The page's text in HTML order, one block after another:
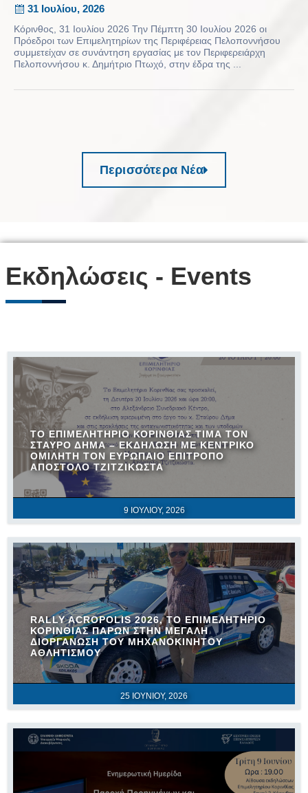
31 Ιουλίου, 2026
Κόρινθος, 31 Ιουλίου 2026 Την Πέμπτη 30 Ιουλίου 2026 οι
Πρόεδροι των Επιμελητηρίων της Περιφέρειας Πελοποννήσου
συμμετείχαν σε συνάντηση εργασίας με τον Περιφερειάρχη
Πελοποννήσου κ. Δημήτριο Πτωχό, στην έδρα της ...
Περισσότερα Νέα
Εκδηλώσεις - Events
9 ΙΟΥΛΊΟΥ, 2026
ΤΟ ΕΠΙΜΕΛΗΤΉΡΙΟ ΚΟΡΙΝΘΊΑΣ ΤΙΜΆ ΤΟΝ
ΣΤΑΎΡΟ ΔΉΜΑ – ΕΚΔΉΛΩΣΗ ΜΕ ΚΕΝΤΡΙΚΌ
ΟΜΙΛΗΤΉ ΤΟΝ ΕΥΡΩΠΑΊΟ ΕΠΊΤΡΟΠΟ
ΑΠΌΣΤΟΛΟ ΤΖΙΤΖΙΚΏΣΤΑ
25 ΙΟΥΝΊΟΥ, 2026
RALLY ACROPOLIS 2026, ΤΟ ΕΠΙΜΕΛΗΤΉΡΙΟ
ΚΟΡΙΝΘΊΑΣ ΠΑΡΏΝ ΣΤΗΝ ΜΕΓΆΛΗ
ΔΙΟΡΓΆΝΩΣΗ ΤΟΥ ΜΗΧΑΝΟΚΊΝΗΤΟΥ
ΑΘΛΗΤΙΣΜΟΎ